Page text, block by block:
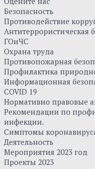
Безопасность
Противодействие
Антитеррористическая
ГОиЧС
Охрана труда
Противопожарная
Профилактика
Информационная
COVID 19
Нормативно правовые
Рекомендации по
инфекции.
Симптомы
Деятельность
Мероприятия 2023 год
Проекты 2023